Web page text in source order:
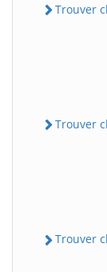
Trouver
Trouver
Trouver